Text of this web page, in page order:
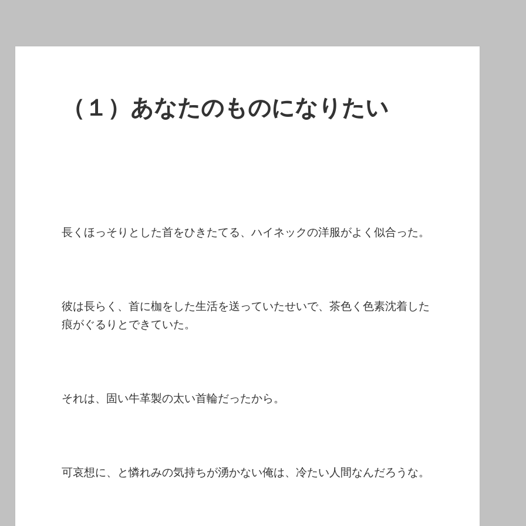
（１）あなたのものになりたい
長くほっそりとした首をひきたてる、ハイネックの洋服がよく似合った。
彼は長らく、首に枷をした生活を送っていたせいで、茶色く色素沈着した
痕がぐるりとできていた。
それは、固い牛革製の太い首輪だったから。
可哀想に、と憐れみの気持ちが湧かない俺は、冷たい人間なんだろうな。